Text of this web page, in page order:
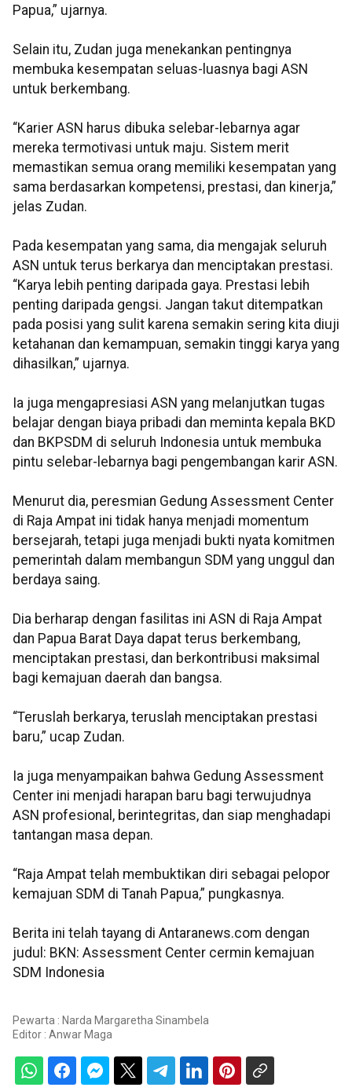
Papua,” ujarnya.
Selain itu, Zudan juga menekankan pentingnya
membuka kesempatan seluas-luasnya bagi ASN
untuk berkembang.
“Karier ASN harus dibuka selebar-lebarnya agar
mereka termotivasi untuk maju. Sistem merit
memastikan semua orang memiliki kesempatan yang
sama berdasarkan kompetensi, prestasi, dan kinerja,”
jelas Zudan.
Pada kesempatan yang sama, dia mengajak seluruh
ASN untuk terus berkarya dan menciptakan prestasi.
“Karya lebih penting daripada gaya. Prestasi lebih
penting daripada gengsi. Jangan takut ditempatkan
pada posisi yang sulit karena semakin sering kita diuji
ketahanan dan kemampuan, semakin tinggi karya yang
dihasilkan,” ujarnya.
Ia juga mengapresiasi ASN yang melanjutkan tugas
belajar dengan biaya pribadi dan meminta kepala BKD
dan BKPSDM di seluruh Indonesia untuk membuka
pintu selebar-lebarnya bagi pengembangan karir ASN.
Menurut dia, peresmian Gedung Assessment Center
di Raja Ampat ini tidak hanya menjadi momentum
bersejarah, tetapi juga menjadi bukti nyata komitmen
pemerintah dalam membangun SDM yang unggul dan
berdaya saing.
Dia berharap dengan fasilitas ini ASN di Raja Ampat
dan Papua Barat Daya dapat terus berkembang,
menciptakan prestasi, dan berkontribusi maksimal
bagi kemajuan daerah dan bangsa.
“Teruslah berkarya, teruslah menciptakan prestasi
baru,” ucap Zudan.
Ia juga menyampaikan bahwa Gedung Assessment
Center ini menjadi harapan baru bagi terwujudnya
ASN profesional, berintegritas, dan siap menghadapi
tantangan masa depan.
“Raja Ampat telah membuktikan diri sebagai pelopor
kemajuan SDM di Tanah Papua,” pungkasnya.
Berita ini telah tayang di Antaranews.com dengan
judul: BKN: Assessment Center cermin kemajuan
SDM Indonesia
Pewarta : Narda Margaretha Sinambela
Editor : Anwar Maga